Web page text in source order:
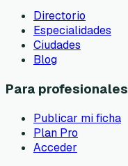
Directorio
Especialidades
Ciudades
Blog
Para profesionales
Publicar mi ficha
Plan Pro
Acceder